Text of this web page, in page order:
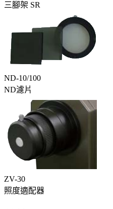
三腳架 SR
ND-10/100
ND濾片
ZV-30
照度適配器